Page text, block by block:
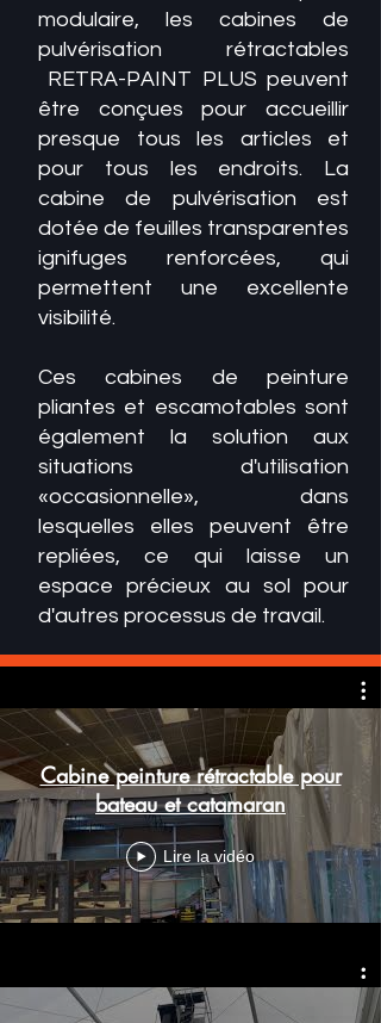
modulaire, les cabines de
pulvérisation rétractables
RETRA-PAINT PLUS peuvent
être conçues pour accueillir
presque tous les articles et
pour tous les endroits. La
cabine de pulvérisation est
dotée de feuilles transparentes
ignifuges renforcées, qui
permettent une excellente
visibilité.
Ces cabines de peinture
pliantes et escamotables sont
également la solution aux
situations d'utilisation
«occasionnelle», dans
lesquelles elles peuvent être
repliées, ce qui laisse un
espace précieux au sol pour
d'autres processus de travail.
Cabine peinture rétractable pour
bateau et catamaran
Lire la vidéo